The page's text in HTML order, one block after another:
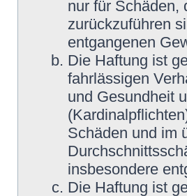
nur für Schäden,
zurückzuführen
entgangenen
Die Haftung ist
fahrlässigen
und Gesundheit
Schäden und im
insbesondere
Die Haftung ist